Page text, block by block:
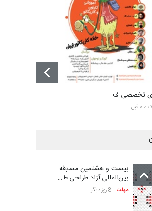
تخصصی ف…
ماه قبل
بیست و هشتمین مسابقه
بین‌المللی آزاد طراحی ط…
مهلت 8 روز دیگر